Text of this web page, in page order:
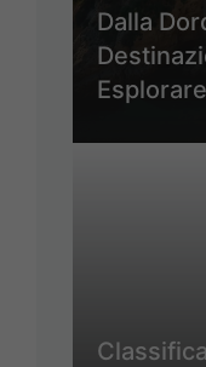
Dalla